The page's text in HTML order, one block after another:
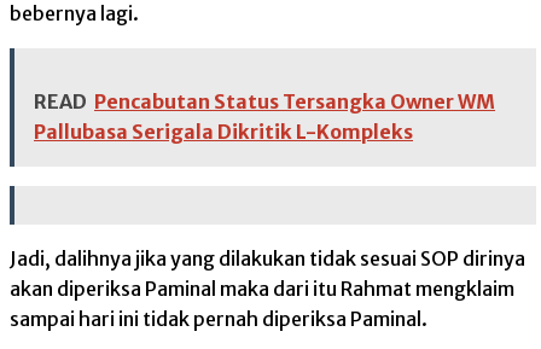
bebernya lagi.
READ Pencabutan Status Tersangka Owner WM
Pallubasa Serigala Dikritik L-Kompleks
Jadi, dalihnya jika yang dilakukan tidak sesuai SOP dirinya
akan diperiksa Paminal maka dari itu Rahmat mengklaim
sampai hari ini tidak pernah diperiksa Paminal.